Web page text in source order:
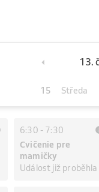
13.
15 Středa
6:30 - 7:30
Cvičenie pre
mamičky
Událost již proběhla